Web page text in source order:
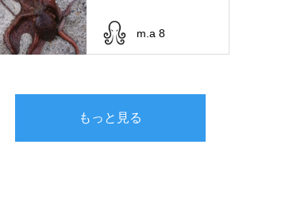
m.a 8
もっと見る